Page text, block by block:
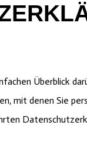
Überblick
mit denen Sie